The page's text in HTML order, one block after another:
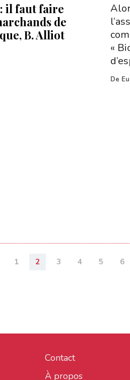
il faut faire
de
B. Alliot
«
De
1 2 3 4 5 6
Contact
À propos